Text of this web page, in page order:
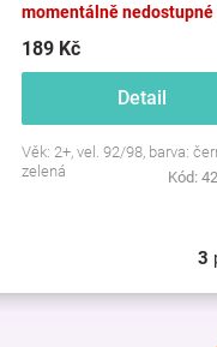
momentálně nedostupné
189 Kč
Detail
Věk: 2+, vel. 92/98, barva:
zelená
Kód:
3
Z